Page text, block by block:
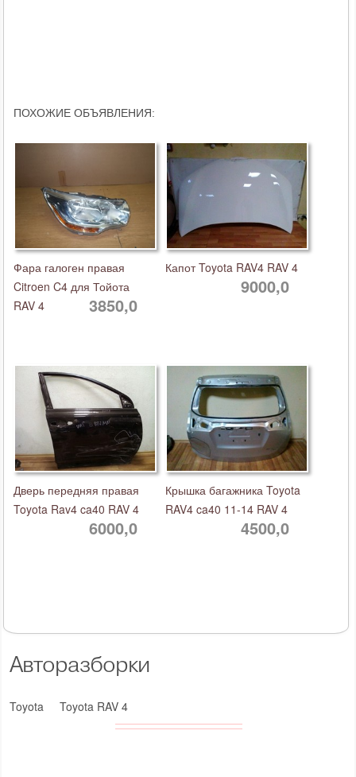
Авторазборки
Toyota Toyota RAV 4
ПОХОЖИЕ ОБЪЯВЛЕНИЯ:
Фара галоген правая
Citroen C4 для Тойота
RAV 4
3850,0
Капот Toyota RAV4 RAV 4
9000,0
Дверь передняя правая
Toyota Rav4 ca40 RAV 4
6000,0
Крышка багажника Toyota
RAV4 ca40 11-14 RAV 4
4500,0